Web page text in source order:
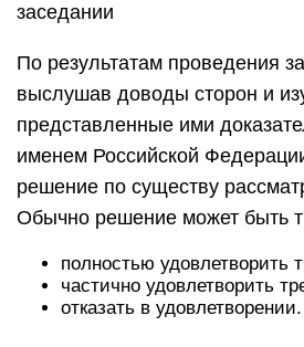
заседании
По результатам проведения
выслушав доводы сторон и
представленные ими
именем Российской
решение по существу
Обычно решение может быть
полностью удовлетворить
частично удовлетворить
отказать в удовлетворении.